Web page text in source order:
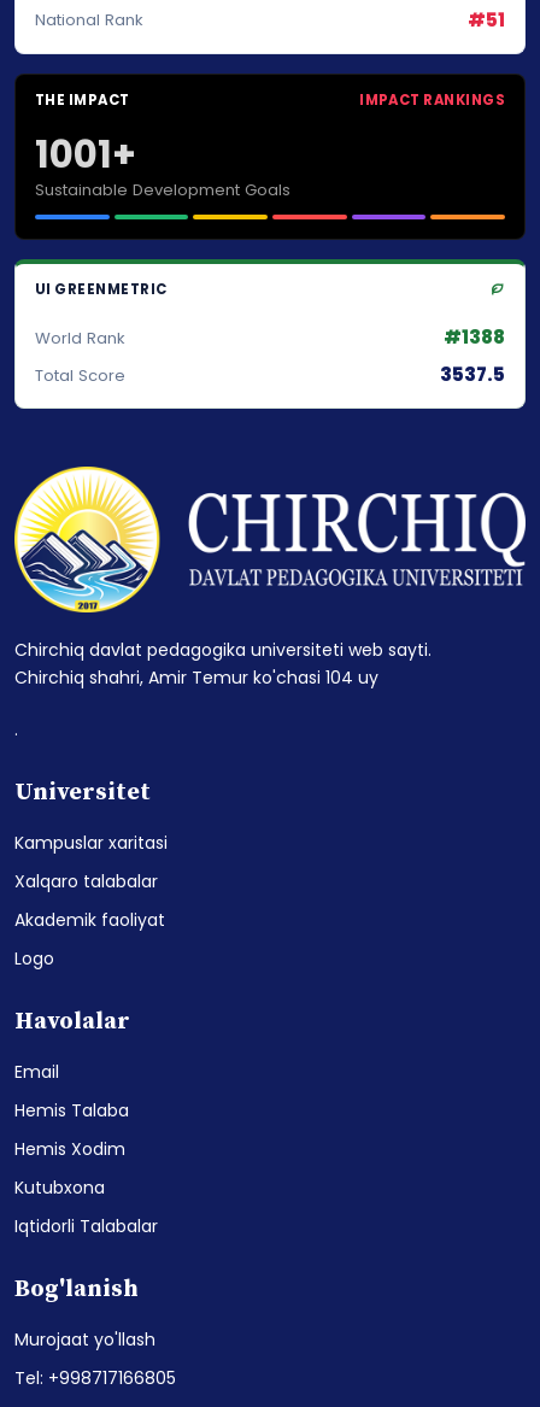
National Rank #51
THE IMPACT IMPACT RANKINGS
1001+
Sustainable Development Goals
UI GREENMETRIC
World Rank #1388
Total Score 3537.5
Chirchiq davlat pedagogika universiteti web sayti.
Chirchiq shahri, Amir Temur ko'chasi 104 uy
.
Universitet
Kampuslar xaritasi
Xalqaro talabalar
Akademik faoliyat
Logo
Havolalar
Email
Hemis Talaba
Hemis Xodim
Kutubxona
Iqtidorli Talabalar
Bog'lanish
Murojaat yo'llash
Tel: +998717166805